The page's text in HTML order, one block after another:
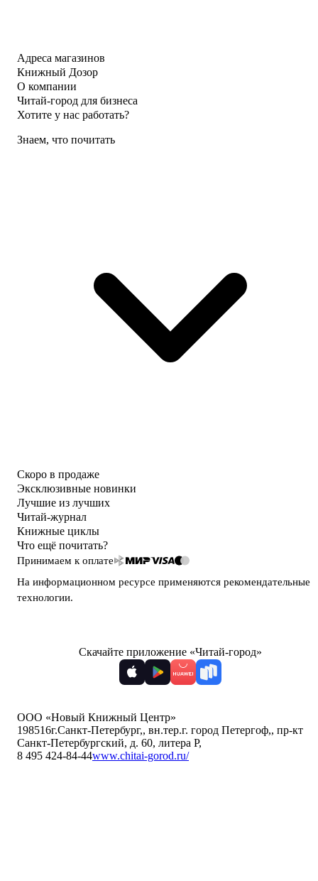
Адреса магазинов
Книжный Дозор
О компании
Читай-город для бизнеса
Хотите у нас работать?
Знаем, что почитать
Скоро в продаже
Эксклюзивные новинки
Лучшие из лучших
Читай-журнал
Книжные циклы
Что ещё почитать?
Принимаем к оплате
На информационном ресурсе применяются рекомендательные
технологии.
Скачайте приложение «Читай-город»
ООО «Новый Книжный Центр»
198516г.Санкт-Петербург,, вн.тер.г. город Петергоф,, пр-кт
Санкт-Петербургский, д. 60, литера Р,
8 495 424-84-44www.chitai-gorod.ru/